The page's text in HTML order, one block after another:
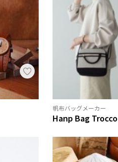
帆布バッグメーカー
Hanp Bag Trocco